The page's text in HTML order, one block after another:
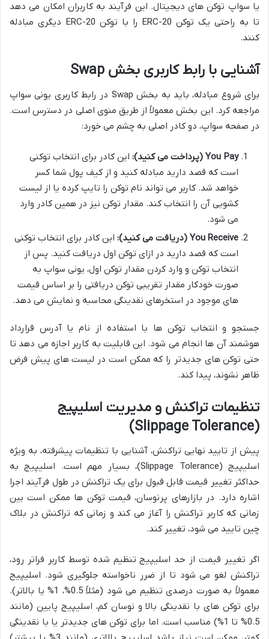
یا سواپ توکن های دیجیتال. این فرآیند به کاربران امکان می دهد
تا به راحتی یک توکن ERC-20 را با توکن ERC-20 دیگری مبادله
کنند.
آشنایی با رابط کاربری بخش Swap
برای شروع مبادله، باید به بخش Swap در رابط کاربری یونی سواپ
مراجعه کرد. این بخش معمولاً از طریق منوی اصلی در دسترس است.
در صفحه سواپ، دو کادر اصلی به چشم می خورد:
You Pay (پرداخت می کنید):
این کادر برای انتخاب توکنی
است که قصد دارید مبادله کنید و از کیف پول شما کسر
خواهد شد. کاربر می تواند نام توکن را تایپ کرده یا از لیست
کشویی آن را انتخاب کند. مقدار توکن نیز در همین کادر وارد
می شود.
You Receive (دریافت می کنید):
این کادر برای انتخاب توکنی
است که قصد دارید در ازای توکن اول دریافت کنید. پس از
انتخاب توکن و وارد کردن مقدار توکن اول، یونی سواپ به
صورت خودکار مقدار تقریبی توکن دریافتی را بر اساس قیمت
های موجود در استخرهای نقدینگی محاسبه و نمایش می دهد.
جستجو و انتخاب توکن ها با استفاده از نام یا آدرس قرارداد
هوشمند آن ها انجام می شود. این قابلیت به کاربر اجازه می دهد تا
حتی توکن های جدیدتر را که ممکن است در لیست های پیش فرض
ظاهر نشوند، پیدا کند.
تنظیمات تراکنش و مدیریت اسلیپیج
(Slippage Tolerance)
پیش از تایید نهایی تراکنش، آشنایی با تنظیمات پیشرفته، به ویژه
اسلیپیج (Slippage Tolerance)، بسیار مهم است. اسلیپیج به
حداکثر تغییر قیمت قابل قبول برای یک تراکنش در طول فرآیند اجرا
اشاره دارد. در بازارهای پرنوسان، قیمت توکن ها ممکن است بین
زمانی که کاربر تراکنش را آغاز می کند و زمانی که تراکنش در بلاک
چین تایید می شود، تغییر کند.
اگر تغییر قیمت از حد اسلیپیج تنظیم شده توسط کاربر فراتر رود،
تراکنش لغو می شود تا از ضرر ناخواسته جلوگیری شود. اسلیپیج
معمولاً به صورت درصدی تنظیم می شود (مثلاً 0.5%، 1% یا بالاتر).
برای توکن های با نقدینگی بالا و نوسان کم، اسلیپیج پایین (مانند
0.5% تا 1%) مناسب است. اما برای توکن های جدیدتر یا با نقدینگی